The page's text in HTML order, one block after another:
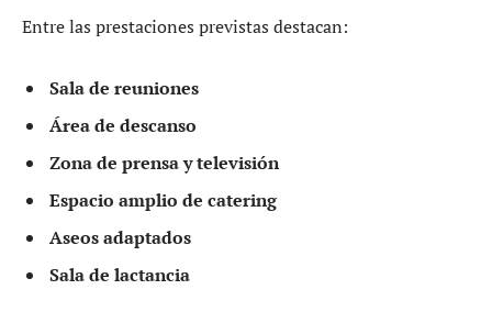
Entre las prestaciones previstas destacan:
Sala de reuniones
Área de descanso
Zona de prensa y televisión
Espacio amplio de catering
Aseos adaptados
Sala de lactancia